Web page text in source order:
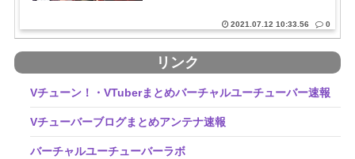
2021.07.12 10:33.56 0
リンク
Vチューン！・VTuberまとめバーチャルユーチューバー速報
Vチューバーブログまとめアンテナ速報
バーチャルユーチューバーラボ